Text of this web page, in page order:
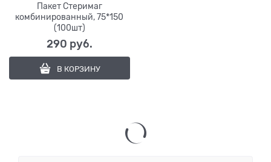
Пакет Стеримаг
комбинированный, 75*150
(100шт)
290 руб.
В КОРЗИНУ